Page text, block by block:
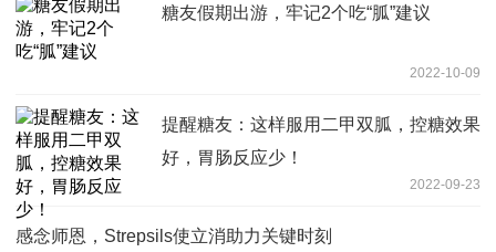
糖友假期出游，牢记2个吃“胍”建议
2022-10-09
提醒糖友：这样服用二甲双胍，控糖效果
好，胃肠反应少！
2022-09-23
感念师恩，Strepsils使立消助力关键时刻